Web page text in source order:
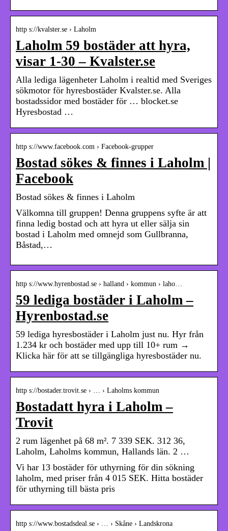
http s://kvalster.se › Laholm
Laholm 59 bostäder att hyra,
visar 1-30 – Kvalster.se
Alla lediga lägenheter Laholm i realtid med Sveriges
sökmotor för hyresbostäder Kvalster.se. Alla
bostadssidor med bostäder för … blocket.se
Hyresbostad …
http s://www.facebook.com › Facebook-grupper
Bostad sökes & finnes i Laholm |
Facebook
Bostad sökes & finnes i Laholm
Välkomna till gruppen! Denna gruppens syfte är att
finna ledig bostad och att hyra ut eller sälja sin
bostad i Laholm med omnejd som Gullbranna,
Båstad,…
http s://www.hyrenbostad.se › halland › kommun › laho…
59 lediga bostäder i Laholm –
Hyrenbostad.se
59 lediga hyresbostäder i Laholm just nu. Hyr från
1.234 kr och bostäder med upp till 10+ rum →
Klicka här för att se tillgängliga hyresbostäder nu.
http s://bostader.trovit.se › … › Laholms kommun
Bostadatt hyra i Laholm –
Trovit
2 rum lägenhet på 68 m². 7 339 SEK. 312 36,
Laholm, Laholms kommun, Hallands län. 2 …
Vi har 13 bostäder för uthyrning för din sökning
laholm, med priser från 4 015 SEK. Hitta bostäder
för uthyrning till bästa pris
http s://www.bostadsdeal.se › … › Skåne › Landskrona